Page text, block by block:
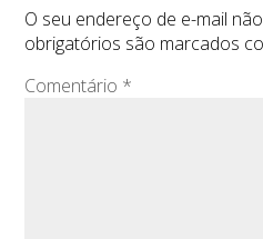
O seu endereço de e-mail
obrigatórios são marcados
Comentário *